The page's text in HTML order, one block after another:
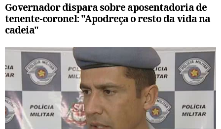
Governador dispara sobre aposentadoria de
tenente-coronel: "Apodreça o resto da vida na
cadeia"